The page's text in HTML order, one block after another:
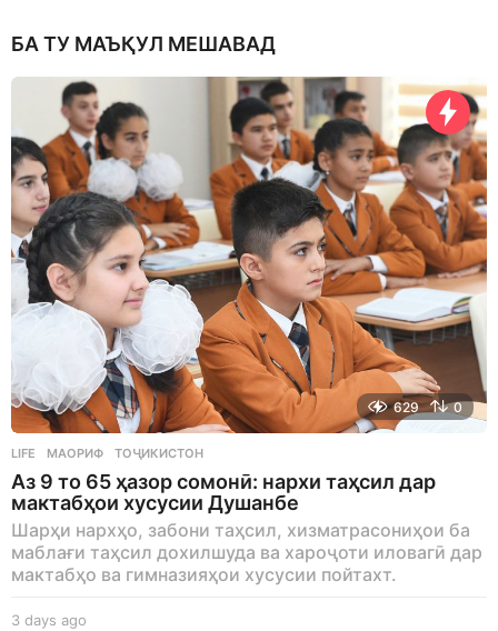
БА ТУ МАЪҚУЛ МЕШАВАД
629 0
LIFE МАОРИФ ,ТОҶИКИСТОН
Аз 9 то 65 ҳазор сомонӣ: нархи таҳсил дар
мактабҳои хусусии Душанбе
Шарҳи нархҳо, забони таҳсил, хизматрасониҳои ба
маблағи таҳсил дохилшуда ва хароҷоти иловагӣ дар
мактабҳо ва гимназияҳои хусусии пойтахт.
3 days ago